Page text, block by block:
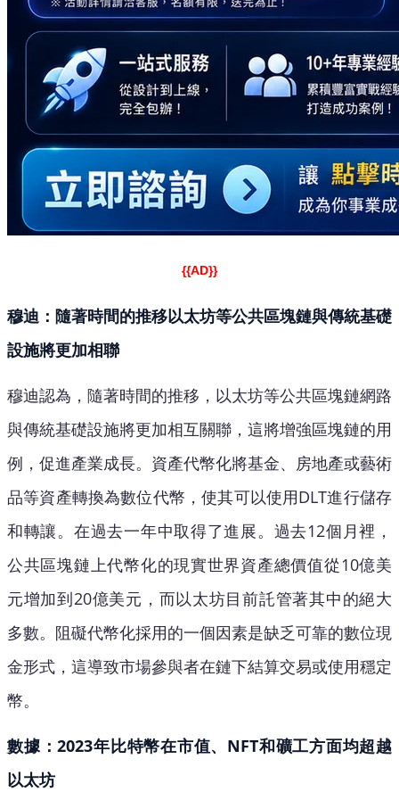
{{AD}}
穆迪：隨著時間的推移以太坊等公共區塊鏈與傳統基礎
設施將更加相聯
穆迪認為，隨著時間的推移，以太坊等公共區塊鏈網路
與傳統基礎設施將更加相互關聯，這將增強區塊鏈的用
例，促進產業成長。資產代幣化將基金、房地產或藝術
品等資產轉換為數位代幣，使其可以使用DLT進行儲存
和轉讓。在過去一年中取得了進展。過去12個月裡，
公共區塊鏈上代幣化的現實世界資產總價值從10億美
元增加到20億美元，而以太坊目前託管著其中的絕大
多數。阻礙代幣化採用的一個因素是缺乏可靠的數位現
金形式，這導致市場參與者在鏈下結算交易或使用穩定
幣。
數據：2023年比特幣在市值、NFT和礦工方面均超越
以太坊